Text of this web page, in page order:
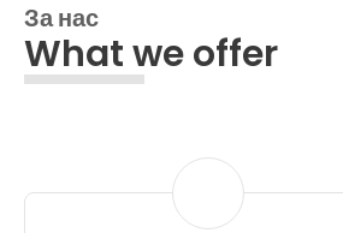
За нас
What we offer